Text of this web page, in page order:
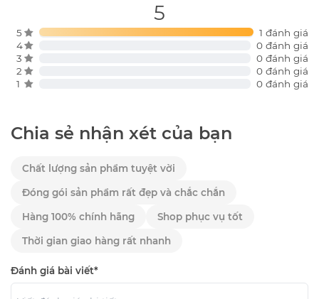
5
5
1 đánh giá
4
0 đánh giá
3
0 đánh giá
2
0 đánh giá
1
0 đánh giá
Chia sẻ nhận xét của bạn
Chất lượng sản phẩm tuyệt vời
Đóng gói sản phẩm rất đẹp và chắc chắn
Hàng 100% chính hãng Shop phục vụ tốt
Thời gian giao hàng rất nhanh
Đánh giá bài viết*